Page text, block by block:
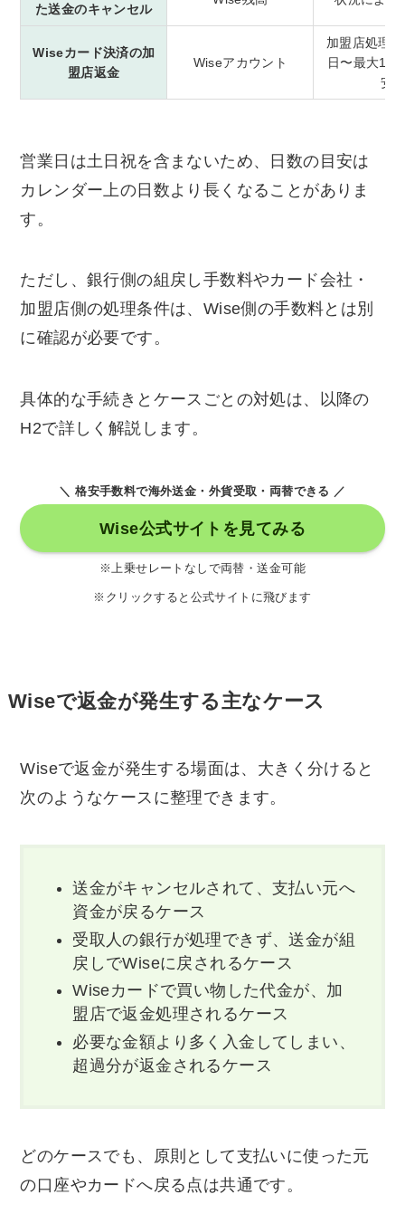
た送金のキャンセル
Wiseカード決済の加
盟店返金
Wiseアカウント
加盟店処理
日〜最大10
安
営業日は土日祝を含まないため、日数の目安は
カレンダー上の日数より長くなることがありま
す。
ただし、銀行側の組戻し手数料やカード会社・
加盟店側の処理条件は、Wise側の手数料とは別
に確認が必要です。
具体的な手続きとケースごとの対処は、以降の
H2で詳しく解説します。
＼ 格安手数料で海外送金・外貨受取・両替できる ／
Wise公式サイトを見てみる
※上乗せレートなしで両替・送金可能
※クリックすると公式サイトに飛びます
Wiseで返金が発生する主なケース
Wiseで返金が発生する場面は、大きく分けると
次のようなケースに整理できます。
送金がキャンセルされて、支払い元へ
資金が戻るケース
受取人の銀行が処理できず、送金が組
戻しでWiseに戻されるケース
Wiseカードで買い物した代金が、加
盟店で返金処理されるケース
必要な金額より多く入金してしまい、
超過分が返金されるケース
どのケースでも、原則として支払いに使った元
の口座やカードへ戻る点は共通です。